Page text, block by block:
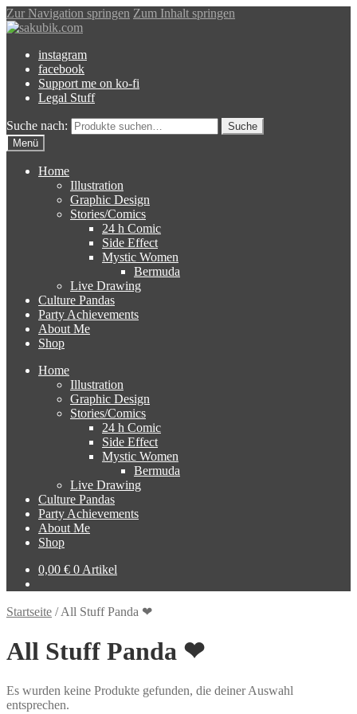
Zur Navigation springen Zum Inhalt springen
instagram
facebook
Support me on ko-fi
Legal Stuff
Suche nach:
Suche
Menü
Home
Illustration
Graphic Design
Stories/Comics
24 h Comic
Side Effect
Mystic Women
Bermuda
Live Drawing
Culture Pandas
Party Achievements
About Me
Shop
Home
Illustration
Graphic Design
Stories/Comics
24 h Comic
Side Effect
Mystic Women
Bermuda
Live Drawing
Culture Pandas
Party Achievements
About Me
Shop
0,00 € 0 Artikel
Startseite /All Stuff Panda ❤
All Stuff Panda ❤
Es wurden keine Produkte gefunden, die deiner Auswahl
entsprechen.